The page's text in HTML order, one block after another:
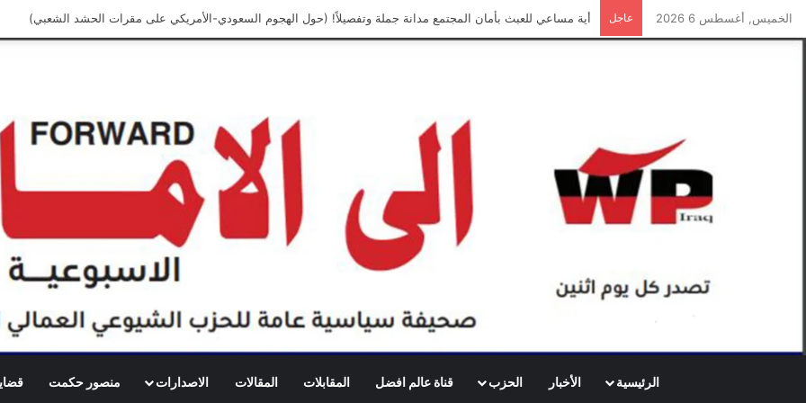
الخميس, أغسطس 6 2026 عاجل جريدة الى الامام العدد 296 – 28/07/2026
الرئيسية الأخبار الحزب قناة عالم افضل المقابلات المقالات الاصدارات منصور حكمت